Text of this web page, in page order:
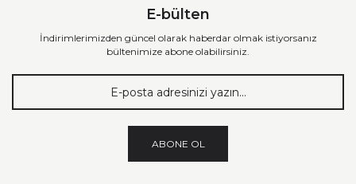
E-bülten
İndirimlerimizden güncel olarak haberdar olmak istiyorsanız
bültenimize abone olabilirsiniz.
ABONE OL